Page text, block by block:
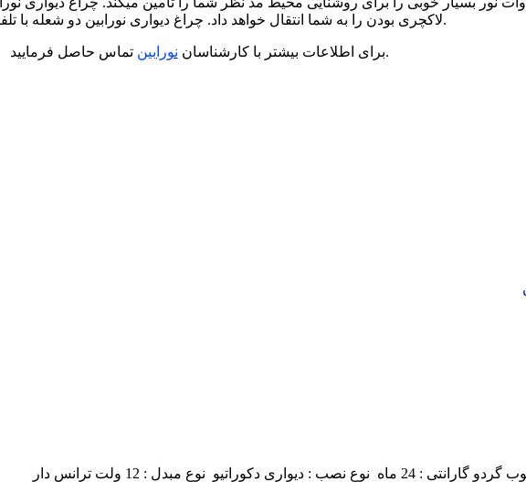
لاکچری بودن را به شما انتقال خواهد داد. چراغ دیواری نورابین دو شعله با تلفیق رنگ سقفید و مشکی و طلایی حس کیفیت را به بیننده انتقال میدهد.
برای اطلاعات بیشتر با کارشناسان نورابین تماس حاصل فرمایید.